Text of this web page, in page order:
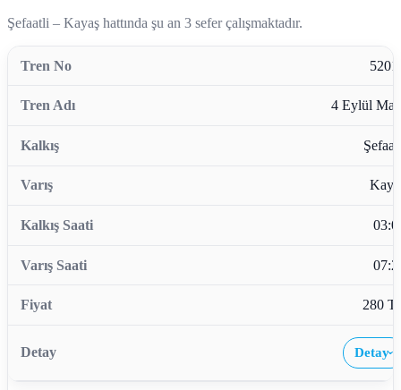
Şefaatli – Kayaş hattında şu an 3 sefer çalışmaktadır.
4 Eylül
280
Detay›